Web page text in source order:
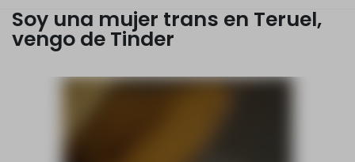
Soy una mujer trans en Teruel,
vengo de Tinder